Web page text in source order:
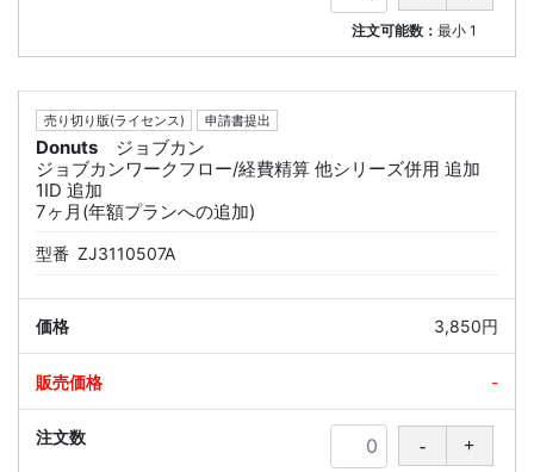
注文可能数：最小 1
売り切り版(ライセンス) 申請書提出
Donuts
ジョブカン
ジョブカンワークフロー/経費精算 他シリーズ併用 追加
1ID 追加
7ヶ月(年額プランへの追加)
型番 ZJ3110507A
3,850円
-